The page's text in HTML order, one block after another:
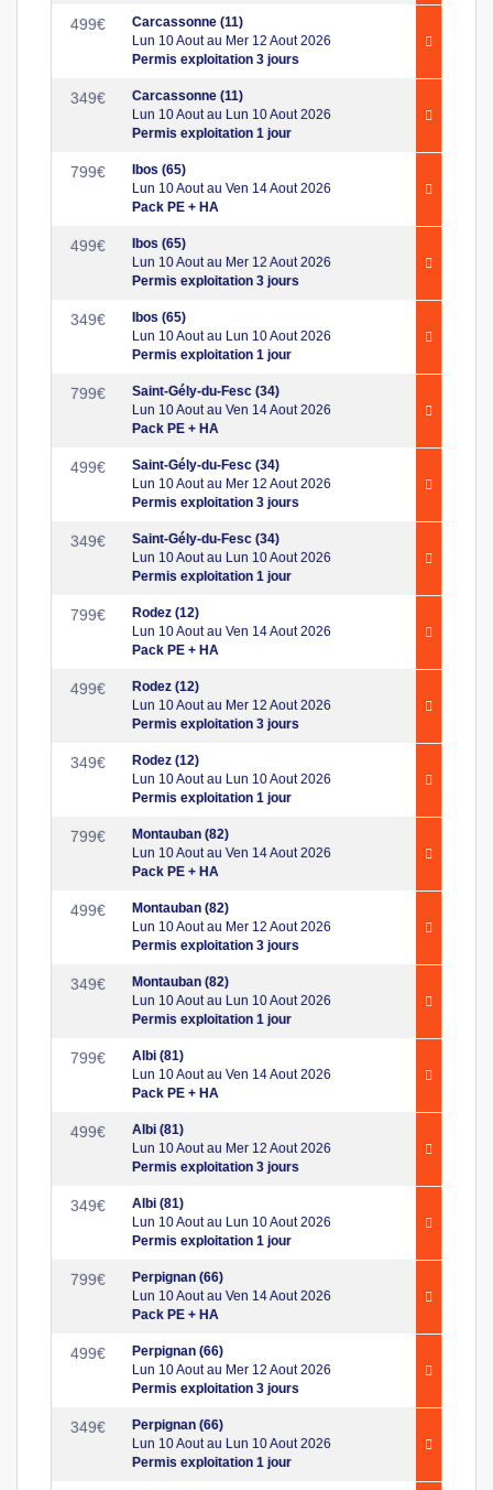
499€
Carcassonne (11)
Lun 10 Aout au Mer 12 Aout 2026
Permis exploitation 3 jours
349€
Carcassonne (11)
Lun 10 Aout au Lun 10 Aout 2026
Permis exploitation 1 jour
799€
Ibos (65)
Lun 10 Aout au Ven 14 Aout 2026
Pack PE + HA
499€
Ibos (65)
Lun 10 Aout au Mer 12 Aout 2026
Permis exploitation 3 jours
349€
Ibos (65)
Lun 10 Aout au Lun 10 Aout 2026
Permis exploitation 1 jour
799€
Saint-Gély-du-Fesc (34)
Lun 10 Aout au Ven 14 Aout 2026
Pack PE + HA
499€
Saint-Gély-du-Fesc (34)
Lun 10 Aout au Mer 12 Aout 2026
Permis exploitation 3 jours
349€
Saint-Gély-du-Fesc (34)
Lun 10 Aout au Lun 10 Aout 2026
Permis exploitation 1 jour
799€
Rodez (12)
Lun 10 Aout au Ven 14 Aout 2026
Pack PE + HA
499€
Rodez (12)
Lun 10 Aout au Mer 12 Aout 2026
Permis exploitation 3 jours
349€
Rodez (12)
Lun 10 Aout au Lun 10 Aout 2026
Permis exploitation 1 jour
799€
Montauban (82)
Lun 10 Aout au Ven 14 Aout 2026
Pack PE + HA
499€
Montauban (82)
Lun 10 Aout au Mer 12 Aout 2026
Permis exploitation 3 jours
349€
Montauban (82)
Lun 10 Aout au Lun 10 Aout 2026
Permis exploitation 1 jour
799€
Albi (81)
Lun 10 Aout au Ven 14 Aout 2026
Pack PE + HA
499€
Albi (81)
Lun 10 Aout au Mer 12 Aout 2026
Permis exploitation 3 jours
349€
Albi (81)
Lun 10 Aout au Lun 10 Aout 2026
Permis exploitation 1 jour
799€
Perpignan (66)
Lun 10 Aout au Ven 14 Aout 2026
Pack PE + HA
499€
Perpignan (66)
Lun 10 Aout au Mer 12 Aout 2026
Permis exploitation 3 jours
349€
Perpignan (66)
Lun 10 Aout au Lun 10 Aout 2026
Permis exploitation 1 jour